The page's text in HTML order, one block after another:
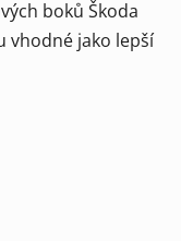
boků Škoda
vhodné jako lepší